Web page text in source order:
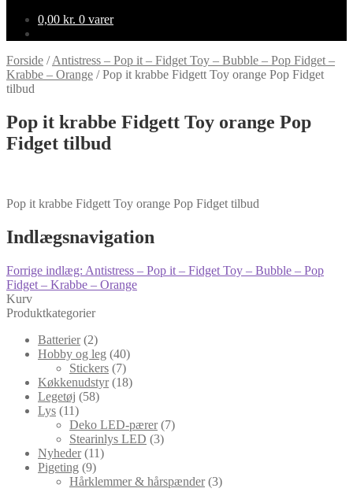
0,00 kr. 0 varer
Forside /Antistress – Pop it – Fidget Toy – Bubble – Pop Fidget –
Krabbe – Orange /Pop it krabbe Fidgett Toy orange Pop Fidget
tilbud
Pop it krabbe Fidgett Toy orange Pop
Fidget tilbud
Pop it krabbe Fidgett Toy orange Pop Fidget tilbud
Indlægsnavigation
Forrige indlæg: Antistress – Pop it – Fidget Toy – Bubble – Pop
Fidget – Krabbe – Orange
Kurv
Produktkategorier
Batterier (2)
Hobby og leg (40)
Stickers (7)
Køkkenudstyr (18)
Legetøj (58)
Lys (11)
Deko LED-pærer (7)
Stearinlys LED (3)
Nyheder (11)
Pigeting (9)
Hårklemmer & hårspænder (3)